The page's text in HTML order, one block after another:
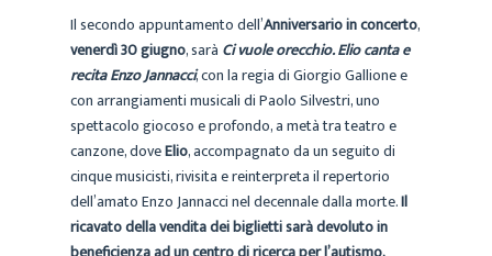
Il secondo appuntamento dell’Anniversario in concerto,
venerdì 30 giugno, sarà Ci vuole orecchio. Elio canta e
recita Enzo Jannacci, con la regia di Giorgio Gallione e
con arrangiamenti musicali di Paolo Silvestri, uno
spettacolo giocoso e profondo, a metà tra teatro e
canzone, doveElio, accompagnato da un seguito di
cinque musicisti, rivisita e reinterpreta il repertorio
dell’amato Enzo Jannacci nel decennale dalla morte.Il
ricavato della vendita dei biglietti sarà devoluto in